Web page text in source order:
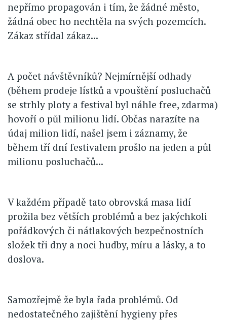
nepřímo propagován i tím, že žádné město,
žádná obec ho nechtěla na svých pozemcích.
Zákaz střídal zákaz...
A počet návštěvníků? Nejmírnější odhady
(během prodeje lístků a vpouštění posluchačů
se strhly ploty a festival byl náhle free, zdarma)
hovoří o půl milionu lidí. Občas narazíte na
údaj milion lidí, našel jsem i záznamy, že
během tří dní festivalem prošlo na jeden a půl
milionu posluchačů...
V každém případě tato obrovská masa lidí
prožila bez větších problémů a bez jakýchkoli
pořádkových či nátlakových bezpečnostních
složek tři dny a noci hudby, míru a lásky, a to
doslova.
Samozřejmě že byla řada problémů. Od
nedostatečného zajištění hygieny přes